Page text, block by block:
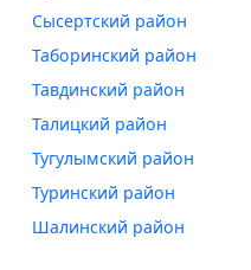
Сысертский район
Таборинский район
Тавдинский район
Талицкий район
Тугулымский район
Туринский район
Шалинский район